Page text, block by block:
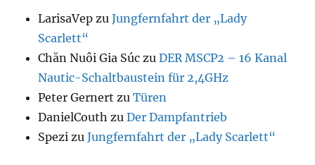
LarisaVep zuJungfernfahrt der „Lady
Scarlett“
Chăn Nuôi Gia Súc zuDER MSCP2 – 16 Kanal
Nautic-Schaltbaustein für 2,4GHz
Peter Gernert zuTüren
DanielCouth zuDer Dampfantrieb
Spezi zuJungfernfahrt der „Lady Scarlett“